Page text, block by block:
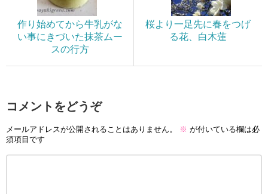
作り始めてから牛乳がな
い事にきづいた抹茶ムー
スの行方
桜より一足先に春をつげ
る花、白木蓮
コメントをどうぞ
メールアドレスが公開されることはありません。 ※ が付いている欄は必
須項目です